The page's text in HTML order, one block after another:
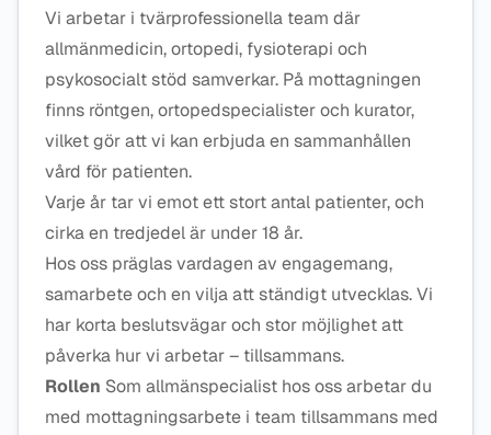
Vi arbetar i tvärprofessionella team där
allmänmedicin, ortopedi, fysioterapi och
psykosocialt stöd samverkar. På mottagningen
finns röntgen, ortopedspecialister och kurator,
vilket gör att vi kan erbjuda en sammanhållen
vård för patienten.
Varje år tar vi emot ett stort antal patienter, och
cirka en tredjedel är under 18 år.
Hos oss präglas vardagen av engagemang,
samarbete och en vilja att ständigt utvecklas. Vi
har korta beslutsvägar och stor möjlighet att
påverka hur vi arbetar – tillsammans.
Rollen Som allmänspecialist hos oss arbetar du
med mottagningsarbete i team tillsammans med